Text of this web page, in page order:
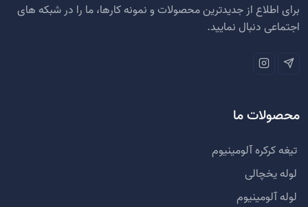
برای اطلاع از جدیدترین محصولات و نمونه کارها، ما را در شبکه های
اجتماعی دنبال نمایید.
محصولات ما
تیغه کرکره آلومینیوم
لوله یخچالی
لوله آلومینیوم